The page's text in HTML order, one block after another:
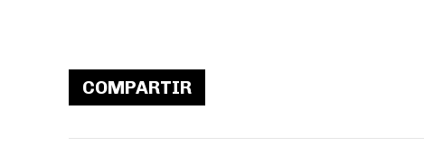
COMPARTIR